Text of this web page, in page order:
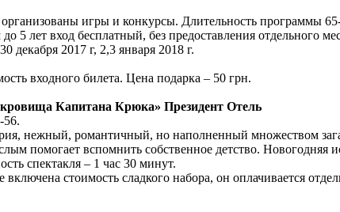
организованы игры и конкурсы. Длительность программы
5 лет вход бесплатный, без предоставления отдельного
декабря 2017 г, 2,3 января 2018 г.
входного билета. Цена подарка – 50 грн.
Капитана Крюка» Президент Отель
56.
нежный, романтичный, но наполненный множеством
помогает вспомнить собственное детство. Новогодняя
спектакля – 1 час 30 минут.
стоимость сладкого набора, он оплачивается